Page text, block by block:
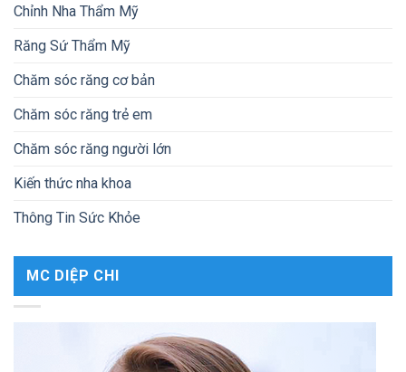
Chỉnh Nha Thẩm Mỹ
Răng Sứ Thẩm Mỹ
Chăm sóc răng cơ bản
Chăm sóc răng trẻ em
Chăm sóc răng người lớn
Kiến thức nha khoa
Thông Tin Sức Khỏe
MC DIỆP CHI